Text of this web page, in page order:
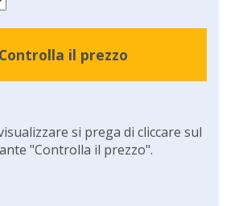
Controlla il prezzo
si prega di cliccare sul
"Controlla il prezzo".